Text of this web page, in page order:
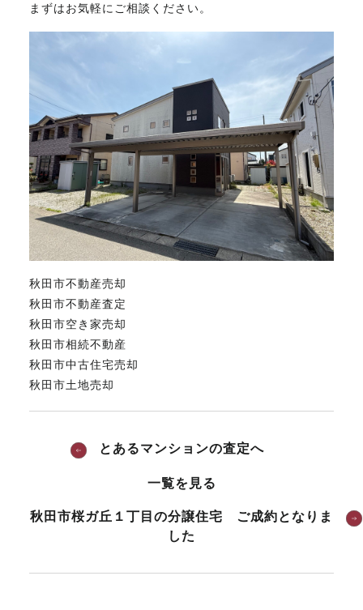
まずはお気軽にご相談ください。
秋田市不動産売却
秋田市不動産査定
秋田市空き家売却
秋田市相続不動産
秋田市中古住宅売却
秋田市土地売却
とあるマンションの査定へ
一覧を見る
秋田市桜ガ丘１丁目の分譲住宅 ご成約となりま
した